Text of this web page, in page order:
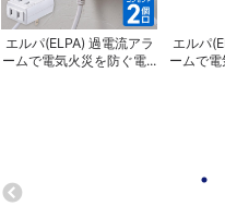
エルパ(ELPA) 過電流アラ
ームで電気火災を防ぐ電...
エルパ
ームで